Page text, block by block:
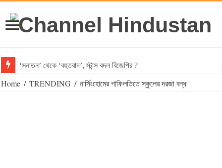
‘সনাতন’ থেকে ‘বহুতবাদ’, স্টান্স বদল বিজেপির ?
Home / TRENDING / নার্সিংহোমের গাফিলতিতে স্কুলের দরজা বন্ধ